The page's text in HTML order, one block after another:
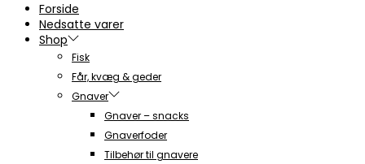
Forside
Nedsatte varer
Shop
Fisk
Får, kvæg & geder
Gnaver
Gnaver – snacks
Gnaverfoder
Tilbehør til gnavere